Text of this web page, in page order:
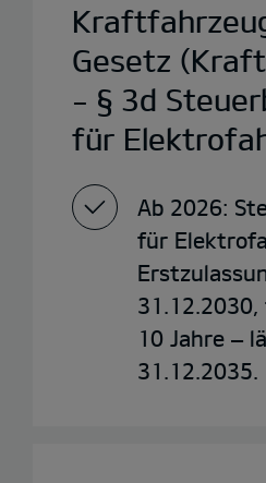
Gesetz
- § 3d
für
Ab 2026:
für
10 Jahre –
31.12.2035.